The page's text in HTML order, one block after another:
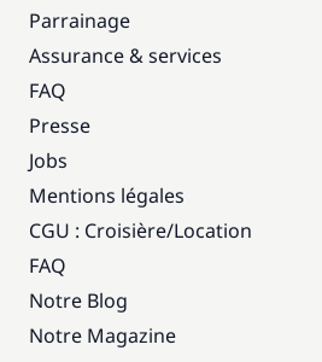
Parrainage
Assurance & services
FAQ
Presse
Jobs
Mentions légales
CGU : Croisière/Location
FAQ
Notre Blog
Notre Magazine